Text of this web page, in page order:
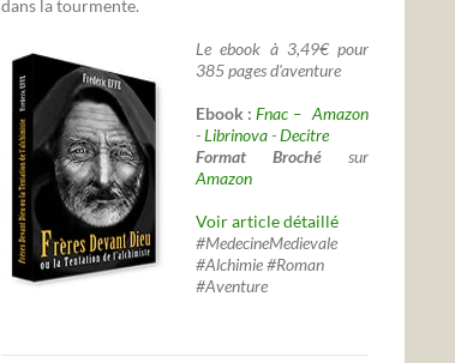
dans la tourmente.
Le ebook à 3,49€ pour
385 pages d'aventure
Ebook :Fnac – Amazon
-Librinova-Decitre
Format Broché sur
Amazon
Voir article détaillé
#MedecineMedievale
#Alchimie #Roman
#Aventure